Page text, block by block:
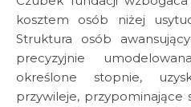
kosztem osób niżej
Struktura osób
precyzyjnie
określone stopnie,
przywileje, przypominające